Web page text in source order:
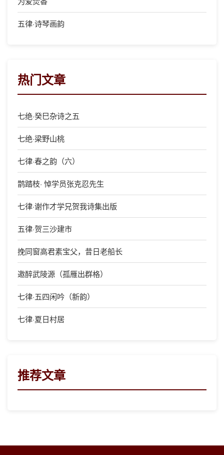
五律·诗琴画韵
热门文章
七绝·癸巳杂诗之五
七绝·梁野山桃
七律·春之韵（六）
鹊踏枝· 悼学员张克忍先生
七律·谢作才学兄贺我诗集出版
五律·贺三沙建市
挽同窗高君素宝父，昔日老船长
邀醉武陵源（孤雁出群格）
七律·五四闲吟（新韵）
七律·夏日村居
推荐文章